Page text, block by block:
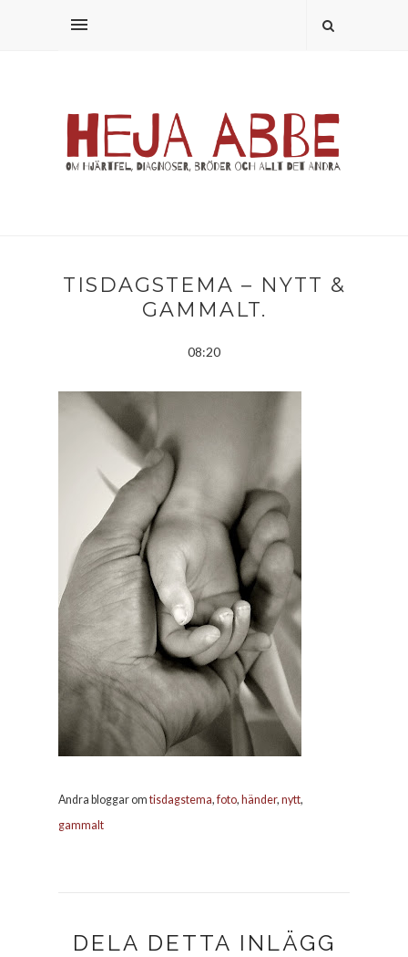
TISDAGSTEMA – NYTT &
GAMMALT.
08:20
Andra bloggar om tisdagstema,foto, händer, nytt,
gammalt
DELA DETTA INLÄGG